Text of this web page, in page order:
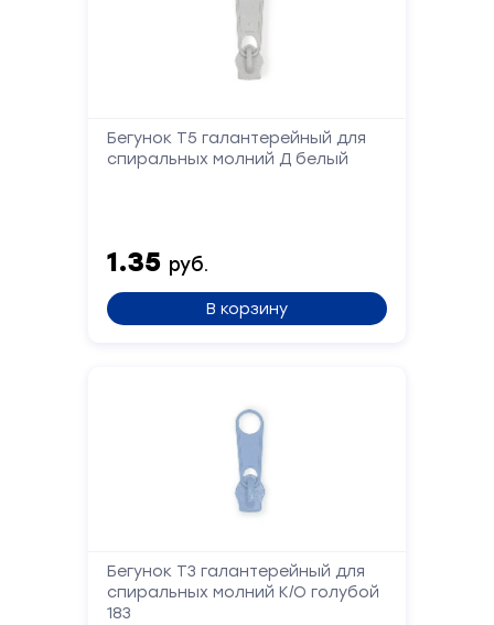
Бегунок Т5 галантерейный для
спиральных молний Д белый
1.35 руб.
В корзину
Бегунок Т3 галантерейный для
спиральных молний К/О голубой
183
Форма
обратной
и
мы